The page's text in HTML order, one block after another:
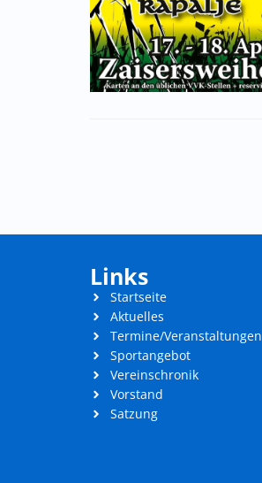
Links
Startseite
Aktuelles
Termine/Veranstaltungen
Sportangebot
Vereinschronik
Vorstand
Satzung